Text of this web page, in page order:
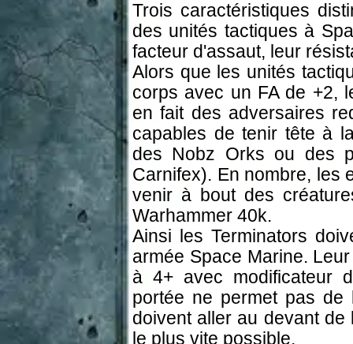
Trois caractéristiques
des unités tactiques à
facteur d'assaut, leur
Alors que les unités
corps avec un FA de +2,
en fait des adversaires
capables de tenir tête à
des Nobz Orks ou des
Carnifex). En nombre, les
venir à bout des
Warhammer 40k.
Ainsi les Terminators
armée Space Marine.
à 4+ avec modificateur
portée ne permet pas
doivent aller au devant
le plus vite possible.